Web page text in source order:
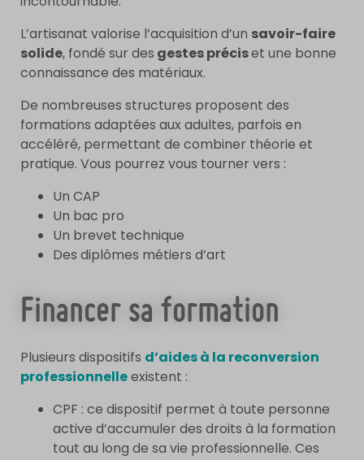
L’artisanat valorise l’acquisition d’un savoir-faire
solide, fondé sur des gestes préciset une bonne
connaissance des matériaux.
De nombreuses structures proposent des
formations adaptées aux adultes, parfois en
accéléré, permettant de combiner théorie et
pratique. Vous pourrez vous tourner vers :
Un CAP
Un bac pro
Un brevet technique
Des diplômes métiers d’art
Financer sa formation
Plusieurs dispositifs d’aides à la reconversion
professionnelleexistent :
CPF : ce dispositif permet à toute personne
active d’accumuler des droits à la formation
tout au long de sa vie professionnelle. Ces